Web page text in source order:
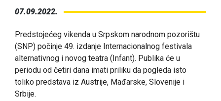
07.09.2022.
Predstojećeg vikenda u Srpskom narodnom pozorištu
(SNP) počinje 49. izdanje Internacionalnog festivala
alternativnog i novog teatra (Infant). Publika će u
periodu od četiri dana imati priliku da pogleda isto
toliko predstava iz Austrije, Mađarske, Slovenije i
Srbije.